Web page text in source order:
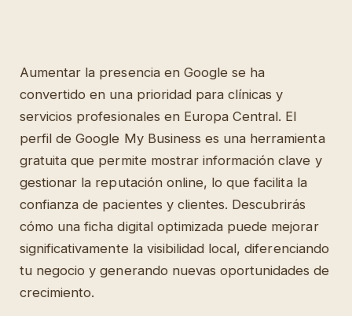
Aumentar la presencia en Google se ha
convertido en una prioridad para clínicas y
servicios profesionales en Europa Central. El
perfil de Google My Business es una herramienta
gratuita que permite mostrar información clave y
gestionar la reputación online, lo que facilita la
confianza de pacientes y clientes. Descubrirás
cómo una ficha digital optimizada puede mejorar
significativamente la visibilidad local, diferenciando
tu negocio y generando nuevas oportunidades de
crecimiento.